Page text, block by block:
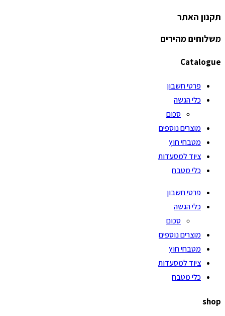
תקנון האתר
משלוחים מהירים
Catalogue
פרטי חשבון
כלי הגשה
סכום
מוצרים נוספים
מטבחי חוץ
ציוד למסעדות
כלי מטבח
פרטי חשבון
כלי הגשה
סכום
מוצרים נוספים
מטבחי חוץ
ציוד למסעדות
כלי מטבח
shop